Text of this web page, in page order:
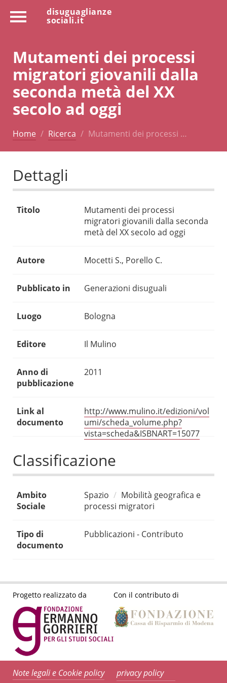
disuguaglianze
sociali.it
Mutamenti dei processi
migratori giovanili dalla
seconda metà del XX
secolo ad oggi
Home Ricerca Mutamenti dei processi …
Dettagli
Titolo
Mutamenti dei processi
migratori giovanili dalla seconda
metà del XX secolo ad oggi
Autore Mocetti S., Porello C.
Pubblicato in Generazioni disuguali
Luogo Bologna
Editore Il Mulino
Anno di
pubblicazione
2011
Link al
documento
http://www.mulino.it/edizioni/vol
umi/scheda_volume.php?
vista=scheda&ISBNART=15077
Classificazione
Ambito
Sociale
Spazio
Mobilità geografica e
processi migratori
Tipo di
documento
Pubblicazioni - Contributo
Progetto realizzato da Con il contributo di
Note legali e Cookie policy privacy policy